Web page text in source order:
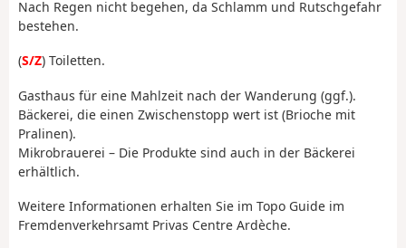
Nach Regen nicht begehen, da Schlamm und Rutschgefahr
bestehen.
(S/Z) Toiletten.
Gasthaus für eine Mahlzeit nach der Wanderung (ggf.).
Bäckerei, die einen Zwischenstopp wert ist (Brioche mit
Pralinen).
Mikrobrauerei – Die Produkte sind auch in der Bäckerei
erhältlich.
Weitere Informationen erhalten Sie im Topo Guide im
Fremdenverkehrsamt Privas Centre Ardèche.